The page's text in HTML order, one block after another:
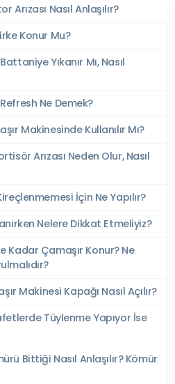
Nasıl Anlaşılır?
Konur Mu?
Yıkanır Mı, Nasıl
Ne Demek?
Makinesinde Kullanılır Mı?
Arızası Neden Olur, Nasıl
İçin Ne Yapılır?
Nelere Dikkat Etmeliyiz?
Kadar Çamaşır Konur? Ne
Makinesi Kapağı Nasıl Açılır?
Tüylenme Yapıyor İse
Bittiği Nasıl Anlaşılır? Kömür